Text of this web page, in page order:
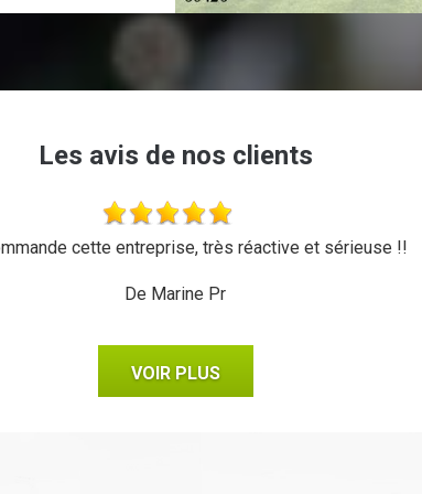
Les avis de nos clients
cette entreprise, très réactive et sérieuse !!
De Marine Pr
VOIR PLUS